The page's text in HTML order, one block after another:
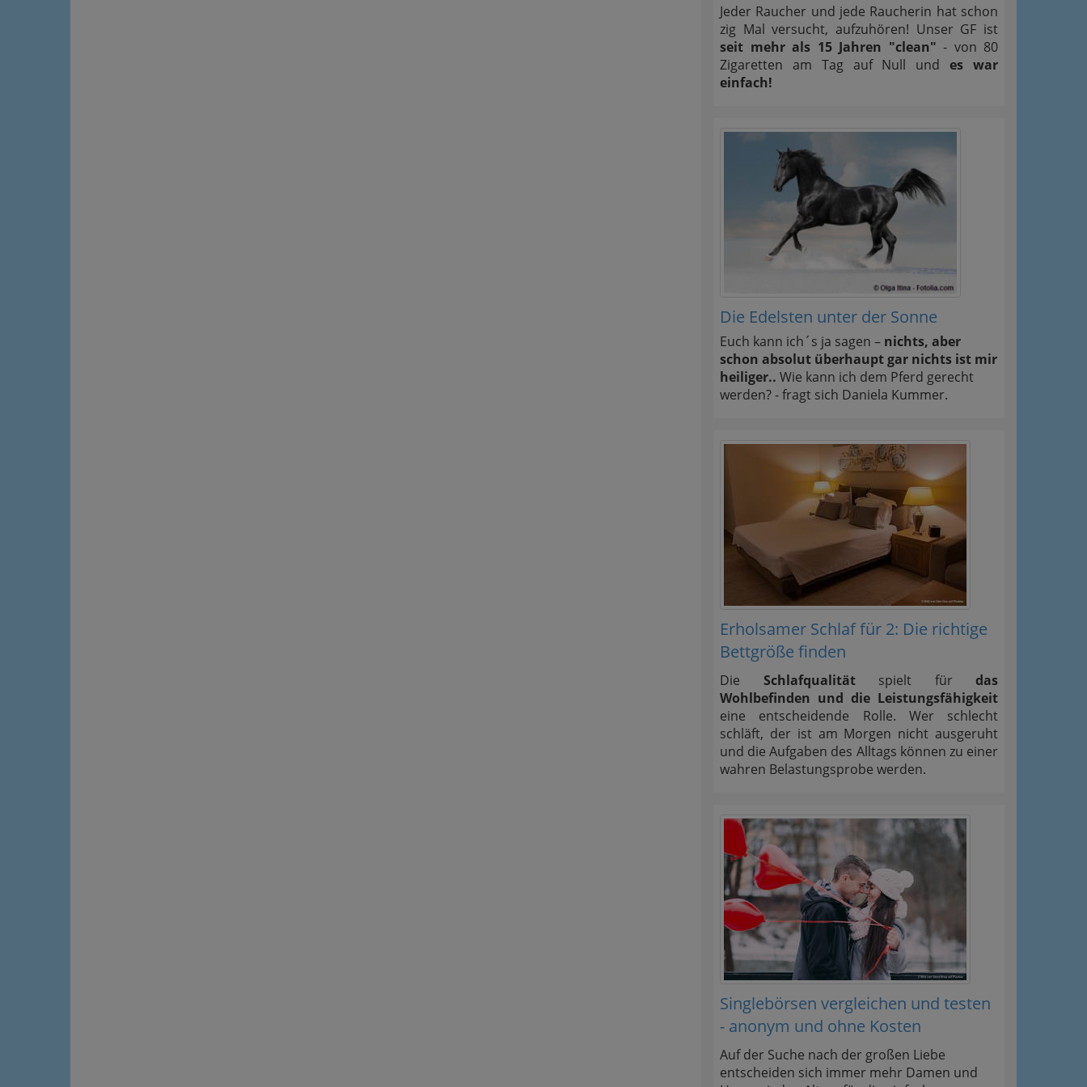
Jeder Raucher und jede Raucherin hat schon
zig Mal versucht, aufzuhören! Unser GF ist
seit mehr als 15 Jahren "clean" - von 80
Zigaretten am Tag auf Null undes war
einfach!
Die Edelsten unter der Sonne
Euch kann ich´s ja sagen – nichts, aber
schon absolut überhaupt gar nichts ist mir
heiliger.. Wie kann ich dem Pferd gerecht
werden? - fragt sich Daniela Kummer.
Erholsamer Schlaf für 2: Die richtige
Bettgröße finden
Die Schlafqualitätspielt für das
Wohlbefinden und die Leistungsfähigkeit
eine entscheidende Rolle. Wer schlecht
schläft, der ist am Morgen nicht ausgeruht
und die Aufgaben des Alltags können zu einer
wahren Belastungsprobe werden.
Singlebörsen vergleichen und testen
- anonym und ohne Kosten
Auf der Suche nach der großen Liebe
entscheiden sich immer mehr Damen und